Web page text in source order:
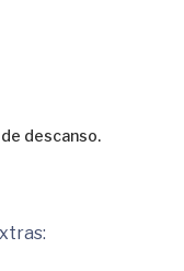
descanso.